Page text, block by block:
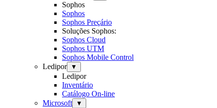
Sophos
Sophos
Sophos Preçário
Soluções Sophos:
Sophos Cloud
Sophos UTM
Sophos Mobile Control
Ledipor
▼
Ledipor
Inventário
Catálogo On-line
Microsoft
▼